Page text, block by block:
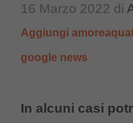
16 Marzo 2022 di
Aggiungi
google news
In alcuni casi